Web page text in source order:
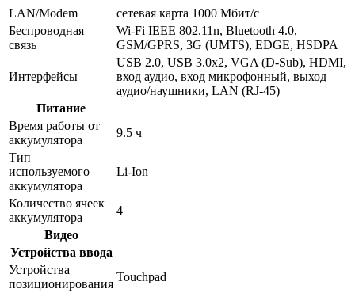
LAN/Modem
сетевая карта 1000 Мбит/c
Беспроводная
связь
Wi-Fi IEEE 802.11n, Bluetooth 4.0,
GSM/GPRS, 3G (UMTS), EDGE, HSDPA
Интерфейсы
USB 2.0, USB 3.0x2, VGA (D-Sub), HDMI,
вход аудио, вход микрофонный, выход
аудио/наушники, LAN (RJ-45)
Питание
Время работы от
аккумулятора
9.5 ч
Тип
используемого
аккумулятора
Li-Ion
Количество ячеек
аккумулятора
4
Видео
Устройства ввода
Устройства
позиционирования
Touchpad